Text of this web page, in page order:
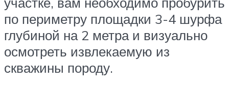
по периметру площадки 3-4 шурфа
глубиной на 2 метра и визуально
осмотреть извлекаемую из
скважины породу.